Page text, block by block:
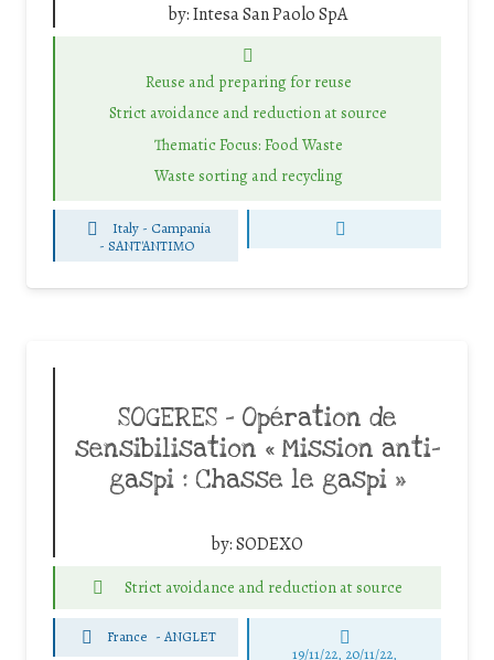
by:Intesa San Paolo SpA
Reuse and preparing for reuse
Strict avoidance and reduction at source
Thematic Focus: Food Waste
Waste sorting and recycling
Italy - Campania
- SANT'ANTIMO
SOGERES – Opération de
sensibilisation « Mission anti-
gaspi : Chasse le gaspi »
by:SODEXO
Strict avoidance and reduction at source
France - ANGLET
19/11/22, 20/11/22,